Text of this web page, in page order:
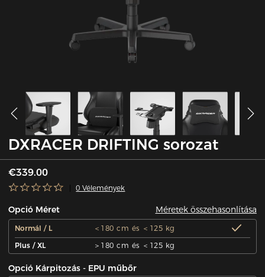
DXRACER DRIFTING sorozat
€339.00
0 Vélemények
Opció Méret Méretek összehasonlítása
Normál / L
＜180 cm és ＜125 kg
Plus / XL
＞180 cm és ＜125 kg
Opció Kárpitozás - EPU műbőr